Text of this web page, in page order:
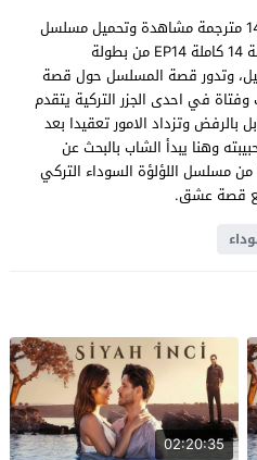
مسلسل اللؤلؤة السوداء الحلقة 14 مترجمة مشاهدة وتحميل مسلسل
“اللؤلؤة السوداء” Siyah İnci حلقة 14 كاملة EP14 من بطولة
وتدور قصة المسلسل حول قصة
في احدى الجزر التركية يتقدم
بالرفض وتزداد الامور تعقيدا بعد
وهنا يبدأ الشاب بالبحث عن
اللؤلؤة السواد ، شاهد الحلقة 14 من مسلسل اللؤلؤة السوداء التركي
قصة عشق.
02:20:35